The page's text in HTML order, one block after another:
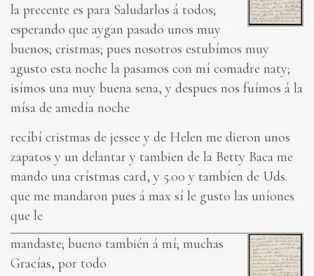
la precente es para Saludarlos á todos;
esperando que aygan pasado unos muy
buenos; cristmas; pues nosotros estubímos muy
agusto esta noche la pasamos con mí comadre naty;
isímos una muy buena sena, y despues nos fuímos á la
mísa de amedía noche
recíbí cristmas de jessee y de Helen me dieron unos
zapatos y un delantar y tambien de la Betty Baca me
mando una crístmas card, y 5.00 y tambíen de Uds.
que me mandaron pues á max sí le gusto las uníones
que le
mandaste; bueno también á mí; muchas
Gracías, por todo